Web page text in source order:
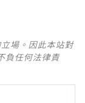
場。因此本站對
負任何法律責